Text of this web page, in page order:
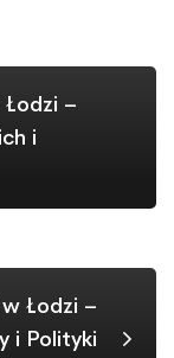
–
i
Łodzi –
i Polityki